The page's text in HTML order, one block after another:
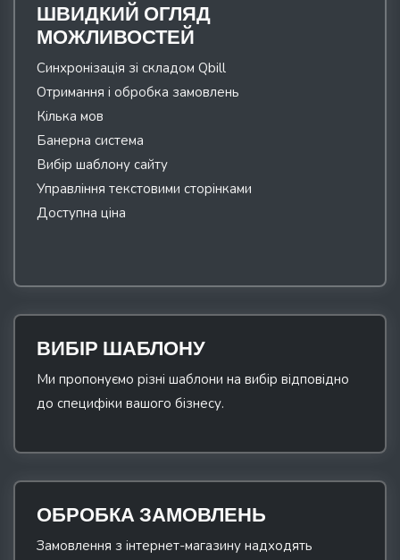
ШВИДКИЙ ОГЛЯД
МОЖЛИВОСТЕЙ
Синхронізація зі складом Qbill
Отримання і обробка замовлень
Кілька мов
Банерна система
Вибір шаблону сайту
Управління текстовими сторінками
Доступна ціна
ВИБІР ШАБЛОНУ
Ми пропонуємо різні шаблони на вибір відповідно
до специфіки вашого бізнесу.
ОБРОБКА ЗАМОВЛЕНЬ
Замовлення з інтернет-магазину надходять